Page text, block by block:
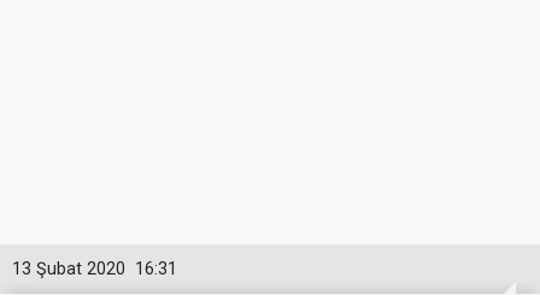
16:31
13 Şubat 2020